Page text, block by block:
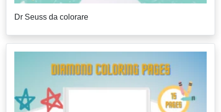
Dr Seuss da colorare